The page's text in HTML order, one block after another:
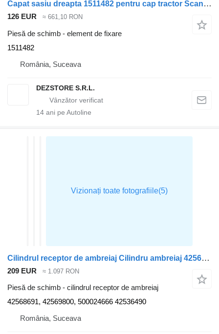
Capat sasiu dreapta 1511482 pentru cap tractor Scania MODEL P
126 EUR ≈ 661,10 RON
Piesă de schimb - element de fixare
1511482
România, Suceava
DEZSTORE S.R.L.
14 ani pe Autoline
Cilindrul receptor de ambreiaj Cilindru ambreiaj 42568691 pentru cap tractor IVECO STRALIS
209 EUR ≈ 1.097 RON
Piesă de schimb - cilindrul receptor de ambreiaj
42568691, 42569800, 500024666 42536490
România, Suceava